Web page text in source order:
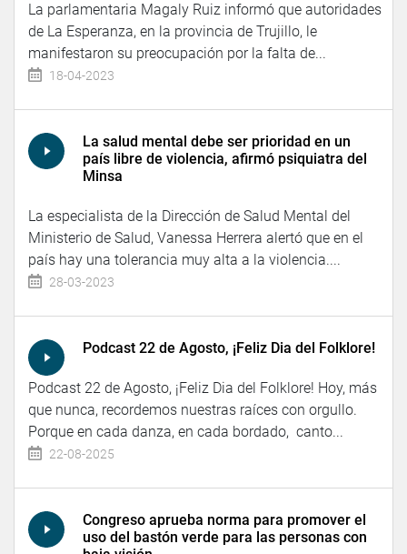
La parlamentaria Magaly Ruiz informó que autoridades
de La Esperanza, en la provincia de Trujillo, le
manifestaron su preocupación por la falta de...
18-04-2023
La salud mental debe ser prioridad en un
país libre de violencia, afirmó psiquiatra del
Minsa
La especialista de la Dirección de Salud Mental del
Ministerio de Salud, Vanessa Herrera alertó que en el
país hay una tolerancia muy alta a la violencia....
28-03-2023
Podcast 22 de Agosto, ¡Feliz Dia del Folklore!
Podcast 22 de Agosto, ¡Feliz Dia del Folklore! Hoy, más
que nunca, recordemos nuestras raíces con orgullo.
Porque en cada danza, en cada bordado, canto...
22-08-2025
Congreso aprueba norma para promover el
uso del bastón verde para las personas con